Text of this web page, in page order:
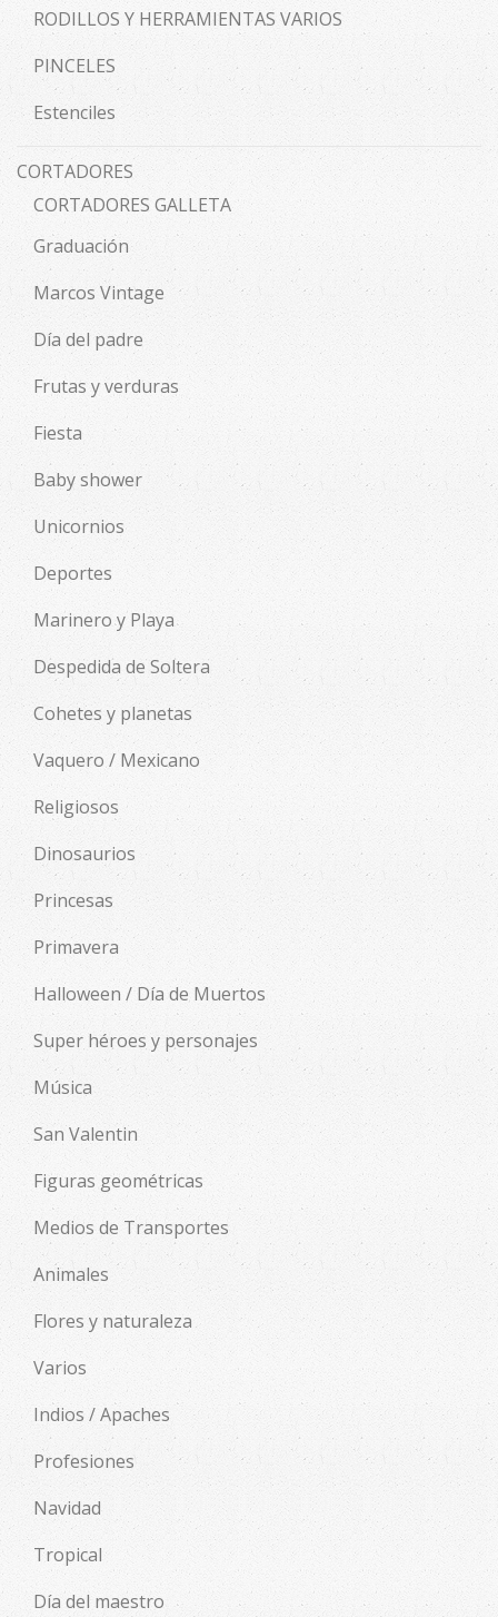
RODILLOS Y HERRAMIENTAS VARIOS
PINCELES
Estenciles
CORTADORES
CORTADORES GALLETA
Graduación
Marcos Vintage
Día del padre
Frutas y verduras
Fiesta
Baby shower
Unicornios
Deportes
Marinero y Playa
Despedida de Soltera
Cohetes y planetas
Vaquero / Mexicano
Religiosos
Dinosaurios
Princesas
Primavera
Halloween / Día de Muertos
Super héroes y personajes
Música
San Valentin
Figuras geométricas
Medios de Transportes
Animales
Flores y naturaleza
Varios
Indios / Apaches
Profesiones
Navidad
Tropical
Día del maestro